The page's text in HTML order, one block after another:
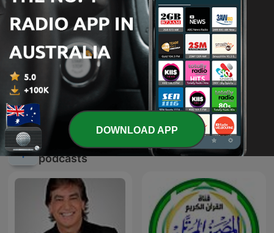
Rosary Together
Calming Anxiety | Guided
Meditation, Sleep
Hypnosis & Panic Attack
Relief
International Religion & Spirituality
podcasts
DOWNLOAD APP